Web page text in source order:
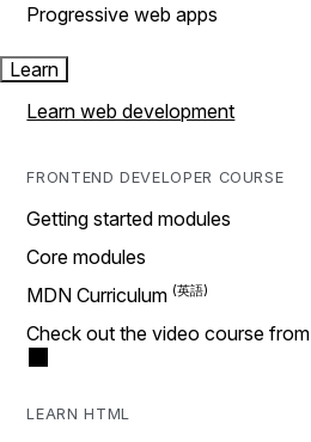
Progressive web apps
Learn
Learn web development
FRONTEND DEVELOPER COURSE
Getting started modules
Core modules
MDN Curriculum
Check out the video course
LEARN HTML